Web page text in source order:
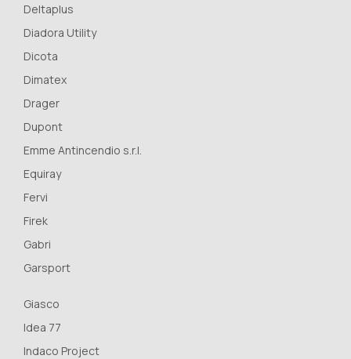
Deltaplus
Diadora Utility
Dicota
Dimatex
Drager
Dupont
Emme Antincendio s.r.l.
Equiray
Fervi
Firek
Gabri
Garsport
Giasco
Idea 77
Indaco Project